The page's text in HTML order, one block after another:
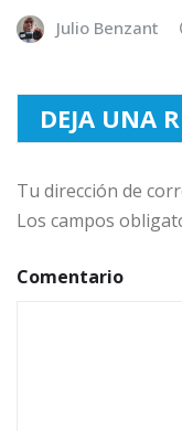
Julio Benzant
DEJA UNA
Tu dirección de
Los campos
Comentario